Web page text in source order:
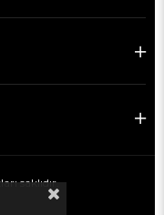
saklıdır.